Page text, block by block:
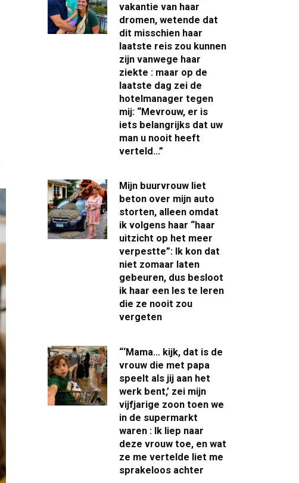
vakantie van haar
dromen, wetende dat
dit misschien haar
laatste reis zou kunnen
zijn vanwege haar
ziekte : maar op de
laatste dag zei de
hotelmanager tegen
mij: “Mevrouw, er is
iets belangrijks dat uw
man u nooit heeft
verteld…”
Mijn buurvrouw liet
beton over mijn auto
storten, alleen omdat
ik volgens haar “haar
uitzicht op het meer
verpestte”: Ik kon dat
niet zomaar laten
gebeuren, dus besloot
ik haar een les te leren
die ze nooit zou
vergeten
“‘Mama… kijk, dat is de
vrouw die met papa
speelt als jij aan het
werk bent,’ zei mijn
vijfjarige zoon toen we
in de supermarkt
waren : Ik liep naar
deze vrouw toe, en wat
ze me vertelde liet me
sprakeloos achter